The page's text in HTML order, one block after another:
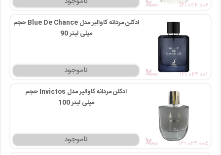
۱۲۱ ۰۲۴ ۰۰۶
ادکلن مردانه کاوالیر مدل Blue De Chance حجم
90 میلی‌ لیتر
۱۲۱ ۰۲۴ ۰۰۱
ادکلن مردانه کاوالیر مدل Invictos حجم
100 میلی‌ لیتر
۱۲۱ ۰۲۴ ۰۰۵